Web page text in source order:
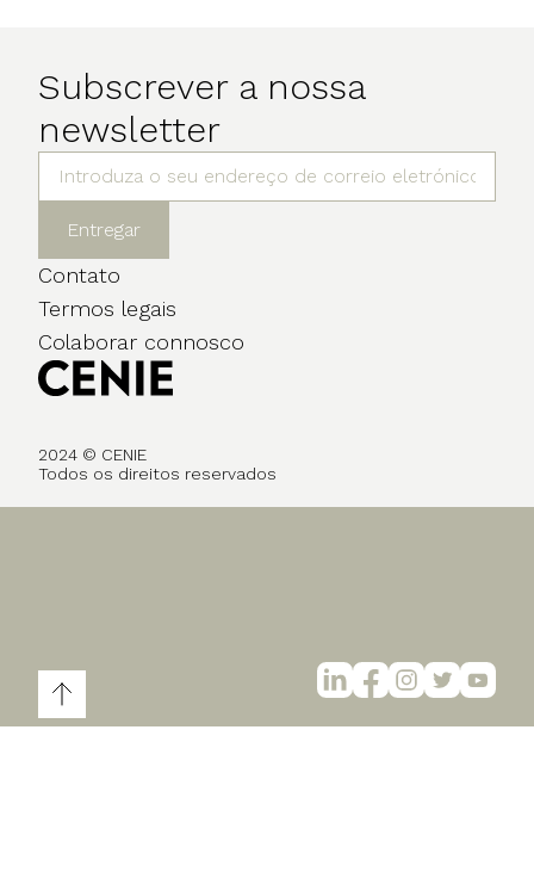
Subscrever a nossa
newsletter
Entregar
Contato
Termos legais
Colaborar connosco
2024 © CENIE
Todos os direitos reservados